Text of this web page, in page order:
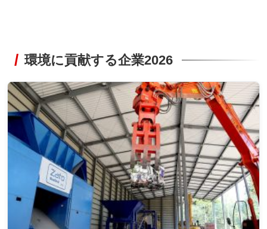
環境に貢献する企業2026